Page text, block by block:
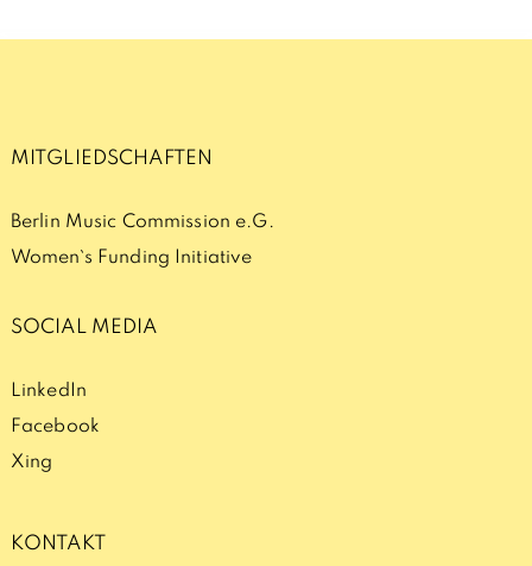
MITGLIEDSCHAFTEN
Berlin Music Commission e.G.
Women`s Funding Initiative
SOCIAL MEDIA
LinkedIn
Facebook
Xing
KONTAKT